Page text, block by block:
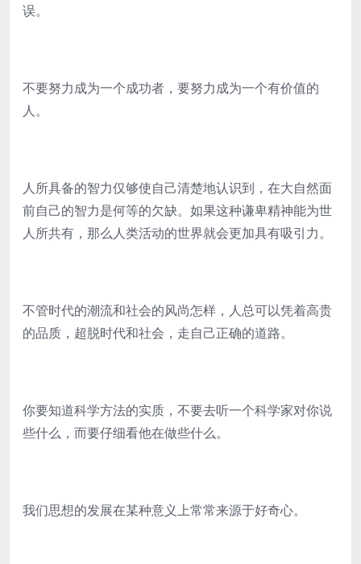
误。
不要努力成为一个成功者，要努力成为一个有价值的
人。
人所具备的智力仅够使自己清楚地认识到，在大自然面
前自己的智力是何等的欠缺。如果这种谦卑精神能为世
人所共有，那么人类活动的世界就会更加具有吸引力。
不管时代的潮流和社会的风尚怎样，人总可以凭着高贵
的品质，超脱时代和社会，走自己正确的道路。
你要知道科学方法的实质，不要去听一个科学家对你说
些什么，而要仔细看他在做些什么。
我们思想的发展在某种意义上常常来源于好奇心。